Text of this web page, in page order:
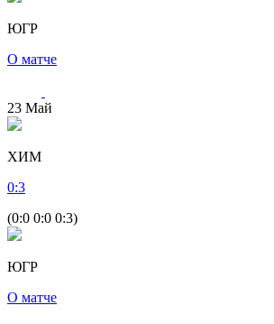
ЮГР
О матче
23 Май
ХИМ
0:3
(0:0 0:0 0:3)
ЮГР
О матче